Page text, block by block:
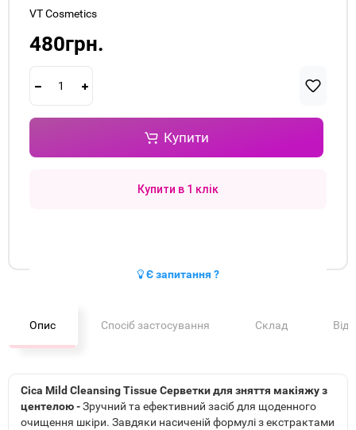
VT Cosmetics
480грн.
Купити
Купити в 1 клік
Є запитання ?
Опис Спосіб застосування Склад
Cica Mild Cleansing Tissue Серветки для зняття макіяжу з
центелою -Зручний та ефективний засіб для щоденного
очищення шкіри. Завдяки насиченій формулі з екстрактами